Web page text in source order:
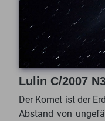
Lulin C/2007
Der Komet ist der
Abstand von